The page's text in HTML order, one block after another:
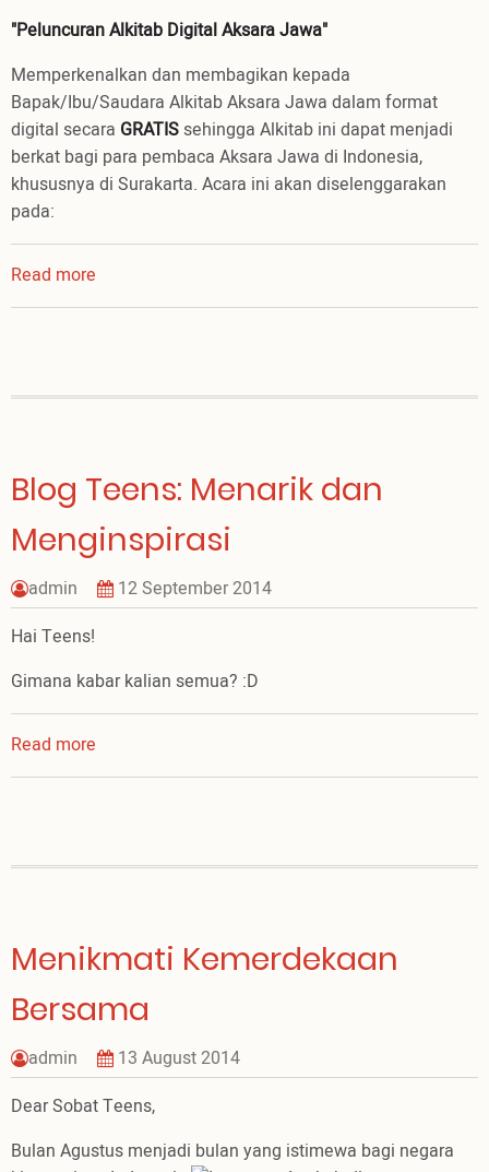
"Peluncuran Alkitab Digital Aksara Jawa"
Memperkenalkan dan membagikan kepada
Bapak/Ibu/Saudara Alkitab Aksara Jawa dalam format
digital secara GRATISsehingga Alkitab ini dapat menjadi
berkat bagi para pembaca Aksara Jawa di Indonesia,
khususnya di Surakarta. Acara ini akan diselenggarakan
pada:
Read more
Peluncuran
Blog Teens: Menarik dan
Menginspirasi
admin
12 September 2014
Hai Teens!
Gimana kabar kalian semua? :D
Read more
Blog
Menikmati Kemerdekaan
Bersama
admin
13 August 2014
Dear Sobat Teens,
Bulan Agustus menjadi bulan yang istimewa bagi negara